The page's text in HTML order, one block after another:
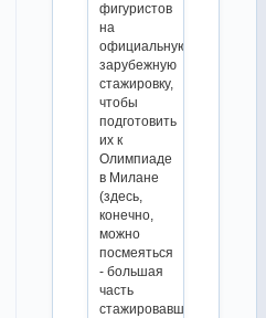
фигуристов
на
официальную
зарубежную
стажировку,
чтобы
подготовить
их к
Олимпиаде
в Милане
(здесь,
конечно,
можно
посмеяться
- большая
часть
стажировавшихся